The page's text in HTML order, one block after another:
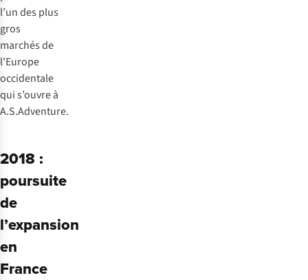
l’un des plus
gros
marchés de
l’Europe
occidentale
qui s’ouvre à
A.S.Adventure.
2018 :
poursuite
de
l’expansion
en
France